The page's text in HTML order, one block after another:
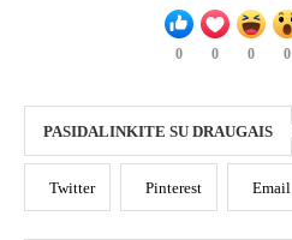
0 0 0 0
PASIDALINKITE SU DRAUGAIS
Twitter Pinterest Email